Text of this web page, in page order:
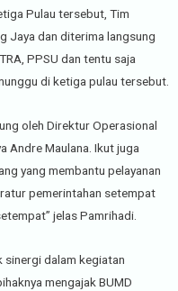
Pulau tersebut, Tim
Jaya dan diterima langsung
PPSU dan tentu saja
di ketiga pulau tersebut.
oleh Direktur Operasional
Andre Maulana. Ikut juga
yang membantu pelayanan
pemerintahan setempat
jelas Pamrihadi.
sinergi dalam kegiatan
mengajak BUMD